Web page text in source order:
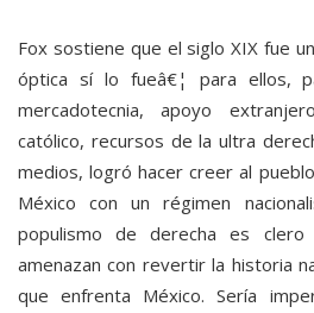
Fox sostiene que el siglo XIX fue
óptica sí lo fueâ€¦ para ellos,
mercadotecnia, apoyo
católico, recursos de la ultra
medios, logró hacer creer al
México con un régimen
populismo de derecha es
amenazan con revertir la historia
que enfrenta México. Sería